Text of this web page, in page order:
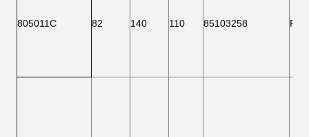
805011C 82 140 110 85103258 F